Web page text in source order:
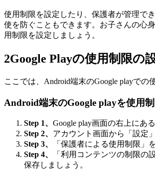
使用制限を設定したり、保護者が管理で
使を防ぐこともできます。お子さんの心
用制限を設定しましょう。
2Google Playの使用制限の
ここでは、Android端末のGoogle playで
Android端末のGoogle playを使用
Step 1、 Google play画面の右上にあ
Step 2、 アカウント画面から「設定
Step 3、
「保護者による使用制限」
Step 4、
「利用コンテンツの制限
保存しましょう。